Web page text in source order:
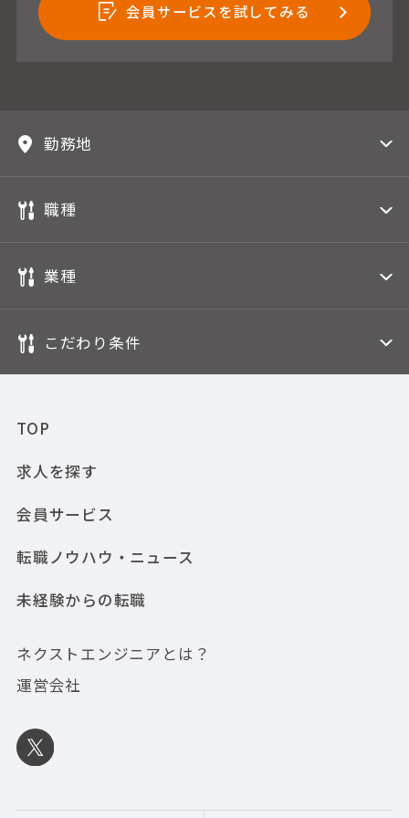
会員サービスを試してみる
勤務地
職種
業種
こだわり条件
TOP
求人を探す
会員サービス
転職ノウハウ・ニュース
未経験からの転職
ネクストエンジニアとは？
運営会社